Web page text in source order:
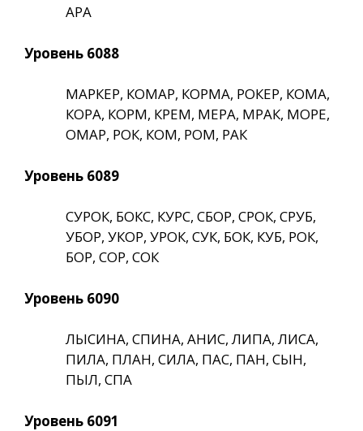
АРА
Уровень 6088
МАРКЕР, КОМАР, КОРМА, РОКЕР, КОМА,
КОРА, КОРМ, КРЕМ, МЕРА, МРАК, МОРЕ,
ОМАР, РОК, КОМ, РОМ, РАК
Уровень 6089
СУРОК, БОКС, КУРС, СБОР, СРОК, СРУБ,
УБОР, УКОР, УРОК, СУК, БОК, КУБ, РОК,
БОР, СОР, СОК
Уровень 6090
ЛЫСИНА, СПИНА, АНИС, ЛИПА, ЛИСА,
ПИЛА, ПЛАН, СИЛА, ПАС, ПАН, СЫН,
ПЫЛ, СПА
Уровень 6091